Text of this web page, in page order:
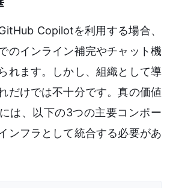
Copilotを利用する場合、
のインライン補完やチャット機
れます。しかし、組織として導
だけでは不十分です。真の価値
は、以下の3つの主要コンポー
ンフラとして統合する必要があ